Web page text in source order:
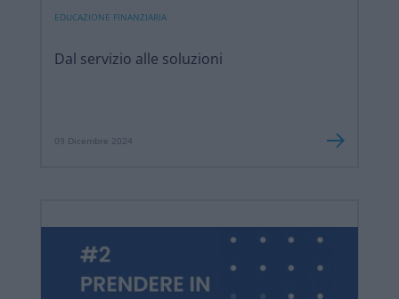
EDUCAZIONE FINANZIARIA
Dal servizio alle soluzioni
09 Dicembre 2024